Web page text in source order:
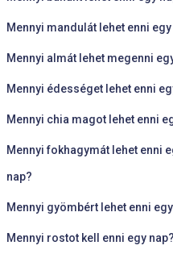
Mennyi mandulát lehet enni egy
Mennyi almát lehet megenni
Mennyi édességet lehet enni
Mennyi chia magot lehet enni
Mennyi fokhagymát lehet enni
nap?
Mennyi gyömbért lehet enni
Mennyi rostot kell enni egy nap?